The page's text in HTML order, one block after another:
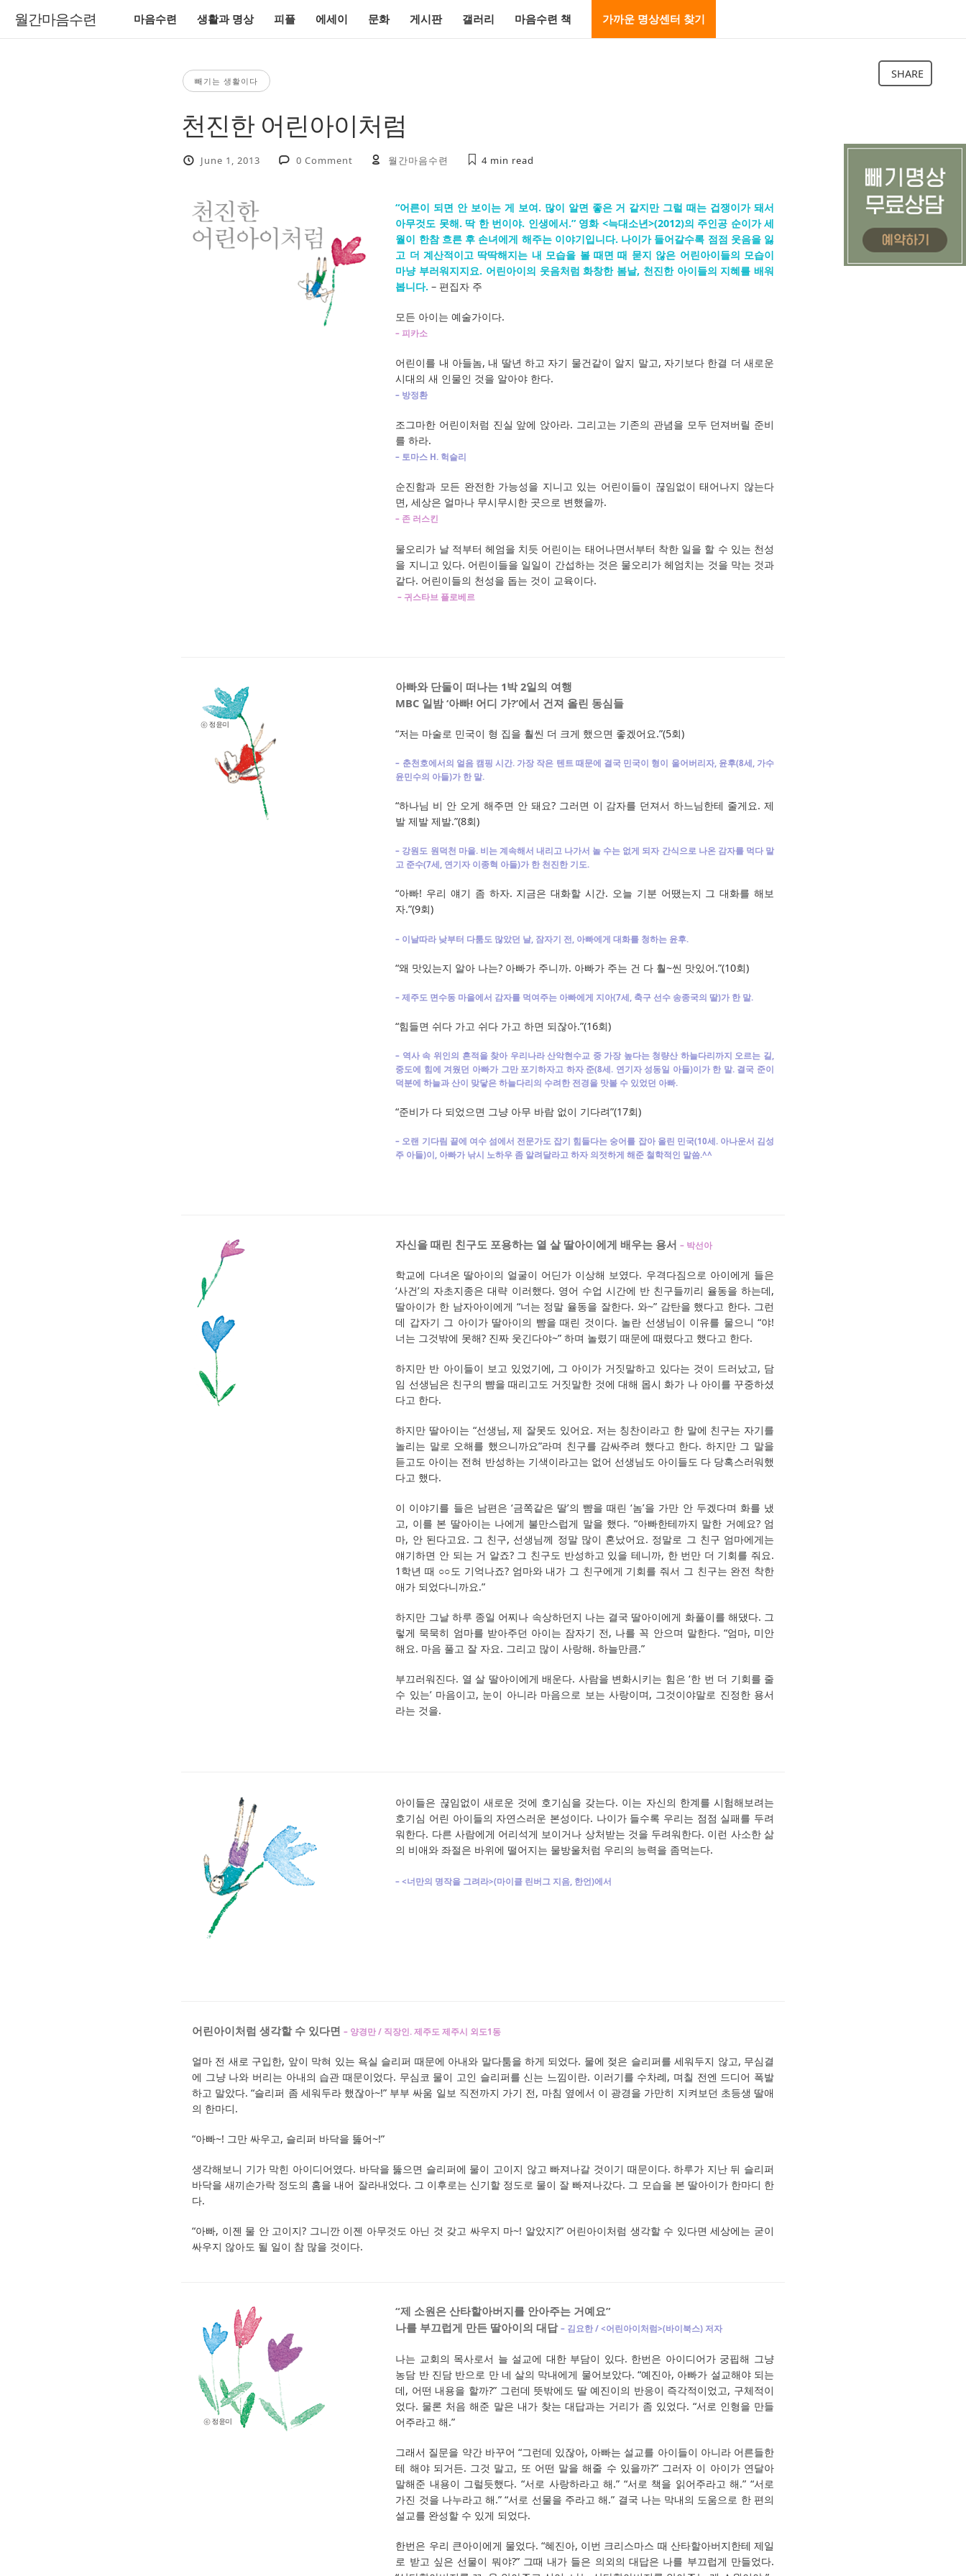
월간마음수련 마음수련 생활과 명상 피플 에세이 문화 게시판 갤러리 마음수련 책 가까운 명상센터 찾기
빼기는 생활이다
천진한 어린아이처럼
June 1, 2013 0 Comment 월간마음수련 4 min read
SHARE
“어른이 되면 안 보이는 게 보여. 많이 알면 좋은 거 같지만 그럴 때는 겁쟁이가 돼서
아무것도 못해. 딱 한 번이야. 인생에서.” 영화 <늑대소년>(2012)의 주인공 순이가 세
월이 한참 흐른 후 손녀에게 해주는 이야기입니다. 나이가 들어갈수록 점점 웃음을 잃
고 더 계산적이고 딱딱해지는 내 모습을 볼 때면 때 묻지 않은 어린아이들의 모습이
마냥 부러워지지요. 어린아이의 웃음처럼 화창한 봄날, 천진한 아이들의 지혜를 배워
봅니다. – 편집자 주
모든 아이는 예술가이다.
– 피카소
어린이를 내 아들놈, 내 딸년 하고 자기 물건같이 알지 말고, 자기보다 한결 더 새로운
시대의 새 인물인 것을 알아야 한다.
– 방정환
조그마한 어린이처럼 진실 앞에 앉아라. 그리고는 기존의 관념을 모두 던져버릴 준비
를 하라.
– 토마스 H. 헉슬리
순진함과 모든 완전한 가능성을 지니고 있는 어린이들이 끊임없이 태어나지 않는다
면, 세상은 얼마나 무시무시한 곳으로 변했을까.
– 존 러스킨
물오리가 날 적부터 헤엄을 치듯 어린이는 태어나면서부터 착한 일을 할 수 있는 천성
을 지니고 있다. 어린이들을 일일이 간섭하는 것은 물오리가 헤엄치는 것을 막는 것과
같다. 어린이들의 천성을 돕는 것이 교육이다.
– 귀스타브 플로베르
아빠와 단둘이 떠나는 1박 2일의 여행
MBC 일밤 ‘아빠! 어디 가?’에서 건져 올린 동심들
“저는 마술로 민국이 형 집을 훨씬 더 크게 했으면 좋겠어요.”(5회)
– 춘천호에서의 얼음 캠핑 시간. 가장 작은 텐트 때문에 결국 민국이 형이 울어버리자, 윤후(8세, 가수
윤민수의 아들)가 한 말.
“하나님 비 안 오게 해주면 안 돼요? 그러면 이 감자를 던져서 하느님한테 줄게요. 제
발 제발 제발.”(8회)
– 강원도 원덕천 마을. 비는 계속해서 내리고 나가서 놀 수는 없게 되자 간식으로 나온 감자를 먹다 말
고 준수(7세, 연기자 이종혁 아들)가 한 천진한 기도.
“아빠! 우리 얘기 좀 하자. 지금은 대화할 시간. 오늘 기분 어땠는지 그 대화를 해보
자.”(9회)
– 이날따라 낮부터 다툼도 많았던 날, 잠자기 전, 아빠에게 대화를 청하는 윤후.
“왜 맛있는지 알아 나는? 아빠가 주니까. 아빠가 주는 건 다 훨~씬 맛있어.”(10회)
– 제주도 면수동 마을에서 감자를 먹여주는 아빠에게 지아(7세, 축구 선수 송종국의 딸)가 한 말.
“힘들면 쉬다 가고 쉬다 가고 하면 되잖아.”(16회)
– 역사 속 위인의 흔적을 찾아 우리나라 산악현수교 중 가장 높다는 청량산 하늘다리까지 오르는 길,
중도에 힘에 겨웠던 아빠가 그만 포기하자고 하자 준(8세. 연기자 성동일 아들)이가 한 말. 결국 준이
덕분에 하늘과 산이 맞닿은 하늘다리의 수려한 전경을 맛볼 수 있었던 아빠.
“준비가 다 되었으면 그냥 아무 바람 없이 기다려”(17회)
– 오랜 기다림 끝에 여수 섬에서 전문가도 잡기 힘들다는 숭어를 잡아 올린 민국(10세. 아나운서 김성
주 아들)이, 아빠가 낚시 노하우 좀 알려달라고 하자 의젓하게 해준 철학적인 말씀.^^
자신을 때린 친구도 포용하는 열 살 딸아이에게 배우는 용서 – 박선아
학교에 다녀온 딸아이의 얼굴이 어딘가 이상해 보였다. 우격다짐으로 아이에게 들은
‘사건’의 자초지종은 대략 이러했다. 영어 수업 시간에 반 친구들끼리 율동을 하는데,
딸아이가 한 남자아이에게 “너는 정말 율동을 잘한다. 와~” 감탄을 했다고 한다. 그런
데 갑자기 그 아이가 딸아이의 뺨을 때린 것이다. 놀란 선생님이 이유를 물으니 “야!
너는 그것밖에 못해? 진짜 웃긴다야~” 하며 놀렸기 때문에 때렸다고 했다고 한다.
하지만 반 아이들이 보고 있었기에, 그 아이가 거짓말하고 있다는 것이 드러났고, 담
임 선생님은 친구의 뺨을 때리고도 거짓말한 것에 대해 몹시 화가 나 아이를 꾸중하셨
다고 한다.
하지만 딸아이는 “선생님, 제 잘못도 있어요. 저는 칭찬이라고 한 말에 친구는 자기를
놀리는 말로 오해를 했으니까요”라며 친구를 감싸주려 했다고 한다. 하지만 그 말을
듣고도 아이는 전혀 반성하는 기색이라고는 없어 선생님도 아이들도 다 당혹스러워했
다고 했다.
이 이야기를 들은 남편은 ‘금쪽같은 딸’의 뺨을 때린 ‘놈’을 가만 안 두겠다며 화를 냈
고, 이를 본 딸아이는 나에게 불만스럽게 말을 했다. “아빠한테까지 말한 거예요? 엄
마, 안 된다고요. 그 친구, 선생님께 정말 많이 혼났어요. 정말로 그 친구 엄마에게는
얘기하면 안 되는 거 알죠? 그 친구도 반성하고 있을 테니까, 한 번만 더 기회를 줘요.
1학년 때 ○○도 기억나죠? 엄마와 내가 그 친구에게 기회를 줘서 그 친구는 완전 착한
애가 되었다니까요.”
하지만 그날 하루 종일 어찌나 속상하던지 나는 결국 딸아이에게 화풀이를 해댔다. 그
렇게 묵묵히 엄마를 받아주던 아이는 잠자기 전, 나를 꼭 안으며 말한다. “엄마, 미안
해요. 마음 풀고 잘 자요. 그리고 많이 사랑해. 하늘만큼.”
부끄러워진다. 열 살 딸아이에게 배운다. 사람을 변화시키는 힘은 ‘한 번 더 기회를 줄
수 있는’ 마음이고, 눈이 아니라 마음으로 보는 사랑이며, 그것이야말로 진정한 용서
라는 것을.
아이들은 끊임없이 새로운 것에 호기심을 갖는다. 이는 자신의 한계를 시험해보려는
호기심 어린 아이들의 자연스러운 본성이다. 나이가 들수록 우리는 점점 실패를 두려
워한다. 다른 사람에게 어리석게 보이거나 상처받는 것을 두려워한다. 이런 사소한 삶
의 비애와 좌절은 바위에 떨어지는 물방울처럼 우리의 능력을 좀먹는다.
– <너만의 명작을 그려라>(마이클 린버그 지음, 한언)에서
어린아이처럼 생각할 수 있다면 – 양경만 / 직장인. 제주도 제주시 외도1동
얼마 전 새로 구입한, 앞이 막혀 있는 욕실 슬리퍼 때문에 아내와 말다툼을 하게 되었다. 물에 젖은 슬리퍼를 세워두지 않고, 무심결
에 그냥 나와 버리는 아내의 습관 때문이었다. 무심코 물이 고인 슬리퍼를 신는 느낌이란. 이러기를 수차례, 며칠 전엔 드디어 폭발
하고 말았다. “슬리퍼 좀 세워두라 했잖아~!” 부부 싸움 일보 직전까지 가기 전, 마침 옆에서 이 광경을 가만히 지켜보던 초등생 딸애
의 한마디.
“아빠~! 그만 싸우고, 슬리퍼 바닥을 뚫어~!”
생각해보니 기가 막힌 아이디어였다. 바닥을 뚫으면 슬리퍼에 물이 고이지 않고 빠져나갈 것이기 때문이다. 하루가 지난 뒤 슬리퍼
바닥을 새끼손가락 정도의 홈을 내어 잘라내었다. 그 이후로는 신기할 정도로 물이 잘 빠져나갔다. 그 모습을 본 딸아이가 한마디 한
다.
“아빠, 이젠 물 안 고이지? 그니깐 이젠 아무것도 아닌 것 갖고 싸우지 마~! 알았지?” 어린아이처럼 생각할 수 있다면 세상에는 굳이
싸우지 않아도 될 일이 참 많을 것이다.
“제 소원은 산타할아버지를 안아주는 거예요”
나를 부끄럽게 만든 딸아이의 대답 – 김요한 / <어린아이처럼>(바이북스) 저자
나는 교회의 목사로서 늘 설교에 대한 부담이 있다. 한번은 아이디어가 궁핍해 그냥
농담 반 진담 반으로 만 네 살의 막내에게 물어보았다. “예진아, 아빠가 설교해야 되는
데, 어떤 내용을 할까?” 그런데 뜻밖에도 딸 예진이의 반응이 즉각적이었고, 구체적이
었다. 물론 처음 해준 말은 내가 찾는 대답과는 거리가 좀 있었다. “서로 인형을 만들
어주라고 해.”
그래서 질문을 약간 바꾸어 “그런데 있잖아, 아빠는 설교를 아이들이 아니라 어른들한
테 해야 되거든. 그것 말고, 또 어떤 말을 해줄 수 있을까?” 그러자 이 아이가 연달아
말해준 내용이 그럴듯했다. “서로 사랑하라고 해.” “서로 책을 읽어주라고 해.” “서로
가진 것을 나누라고 해.” “서로 선물을 주라고 해.” 결국 나는 막내의 도움으로 한 편의
설교를 완성할 수 있게 되었다.
한번은 우리 큰아이에게 물었다. “혜진아, 이번 크리스마스 때 산타할아버지한테 제일
로 받고 싶은 선물이 뭐야?” 그때 내가 들은 의외의 대답은 나를 부끄럽게 만들었다.